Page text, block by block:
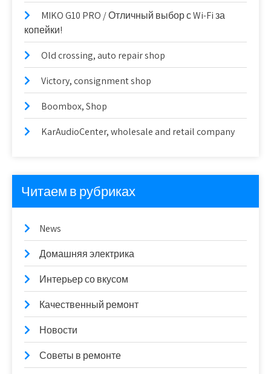
MIKO G10 PRO / Отличный выбор с Wi-Fi за
копейки!
Old crossing, auto repair shop
Victory, consignment shop
Boombox, Shop
KarAudioCenter, wholesale and retail company
Читаем в рубриках
News
Домашняя электрика
Интерьер со вкусом
Качественный ремонт
Новости
Советы в ремонте